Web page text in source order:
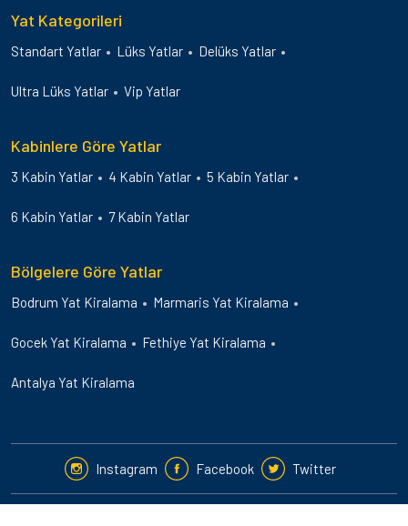
Yat Kategorileri
Standart Yatlar Lüks Yatlar Delüks Yatlar
Ultra Lüks Yatlar Vip Yatlar
Kabinlere Göre Yatlar
3 Kabin Yatlar 4 Kabin Yatlar 5 Kabin Yatlar
6 Kabin Yatlar 7 Kabin Yatlar
Bölgelere Göre Yatlar
Bodrum Yat Kiralama Marmaris Yat Kiralama
Gocek Yat Kiralama Fethiye Yat Kiralama
Antalya Yat Kiralama
Instagram Facebook Twitter